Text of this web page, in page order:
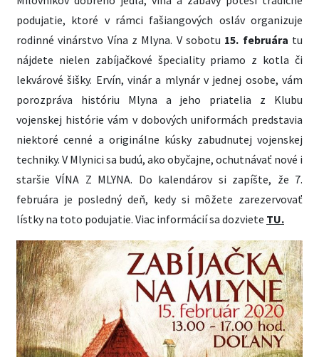
podujatie, ktoré v rámci fašiangových osláv organizuje
rodinné vinárstvo Vína z Mlyna. V sobotu 15. februára tu
nájdete nielen zabíjačkové špeciality priamo z kotla či
lekvárové šišky. Ervín, vinár a mlynár v jednej osobe, vám
porozpráva históriu Mlyna a jeho priatelia z Klubu
vojenskej histórie vám v dobových uniformách predstavia
niektoré cenné a originálne kúsky zabudnutej vojenskej
techniky. V Mlynici sa budú, ako obyčajne, ochutnávať nové i
staršie VÍNA Z MLYNA. Do kalendárov si zapíšte, že 7.
februára je posledný deň, kedy si môžete zarezervovať
lístky na toto podujatie. Viac informácií sa dozviete TU.